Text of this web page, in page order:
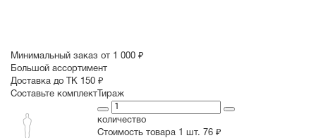
Минимальный заказ от 1 000 ₽
Большой ассортимент
Доставка до ТК 150 ₽
Составьте комплект Тираж
количество
Стоимость товара 1 шт. 76 ₽